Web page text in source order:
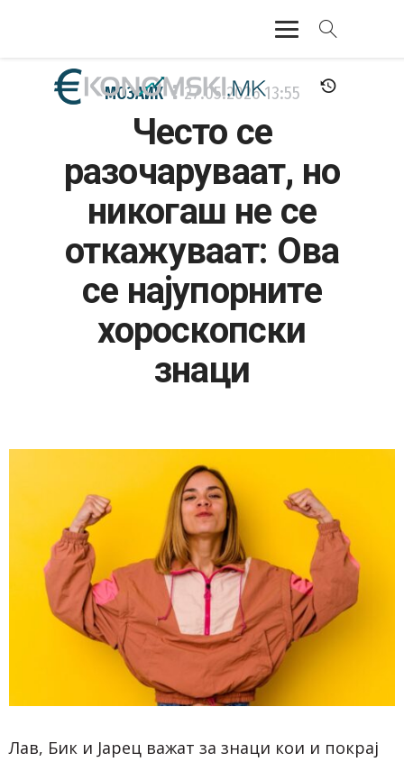
АКТУЕЛНО
ЕКОНОМИЈА
ФИНАНСИИ
БАНКАРСТВО
ЖИВОТ
МОЗАИК 27.05.202613:55
Често се
разочаруваат, но
никогаш не се
откажуваат: Ова
се најупорните
хороскопски
знаци
Лав, Бик и Јарец важат за знаци кои и покрај